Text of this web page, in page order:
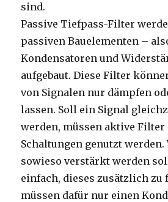
sind.
Passive Tiefpass-Filter
passiven Bauelementen –
Kondensatoren und
aufgebaut. Diese Filter
von Signalen nur dämpfen
lassen. Soll ein Signal
werden, müssen aktive Filter
Schaltungen genutzt werden.
sowieso verstärkt werden
einfach, dieses zusätzlich zu
müssen dafür nur einen